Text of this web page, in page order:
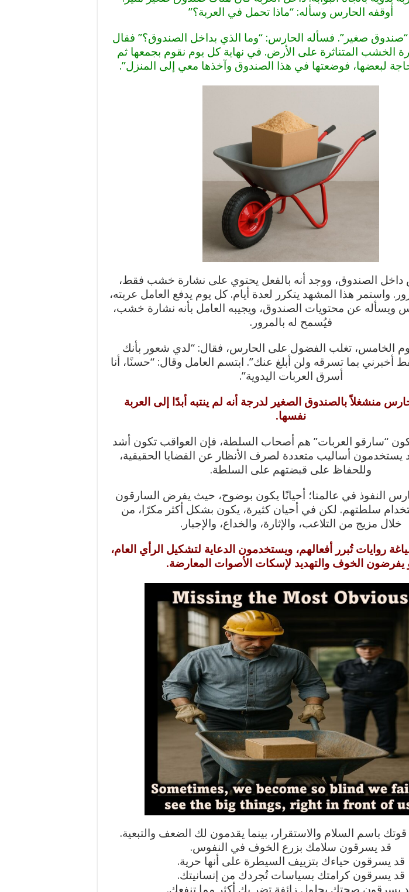
أوقفه الحارس وسأله: “ماذا تحمل في العربة؟”
“صندوق صغير”. فسأله الحارس: “وما الذي بداخل الصندوق؟” فقال
الخشب المتناثرة على الأرض. في نهاية كل يوم نقوم بجمعها ثم
لبعضها، فوضعتها في هذا الصندوق وآخذها معي إلى المنزل”.
داخل الصندوق، ووجد أنه بالفعل يحتوي على نشارة خشب فقط،
واستمر هذا المشهد يتكرر لعدة أيام. كل يوم يدفع العامل عربته،
ويسأله عن محتويات الصندوق، ويجيبه العامل بأنه نشارة خشب،
فيُسمح له بالمرور.
الخامس، تغلب الفضول على الحارس، فقال: “لدي شعور بأنك
أخبرني بما تسرقه ولن أبلغ عنك”. ابتسم العامل وقال: “حسنًا، أنا
أسرق العربات اليدوية”.
منشغلاً بالصندوق الصغير لدرجة أنه لم ينتبه أبدًا إلى العربة
نفسها.
“سارقو العربات” هم أصحاب السلطة، فإن العواقب تكون أشد
يستخدمون أساليب متعددة لصرف الأنظار عن القضايا الحقيقية،
وللحفاظ على قبضتهم على السلطة.
النفوذ في عالمنا؛ أحيانًا يكون بوضوح، حيث يفرض السارقون
سلطتهم. لكن في أحيان كثيرة، يكون بشكل أكثر مكرًا، من
خلال مزيج من التلاعب، والإثارة، والخداع، والإجبار.
روايات تُبرر أفعالهم، ويستخدمون الدعاية لتشكيل الرأي العام،
يفرضون الخوف والتهديد لإسكات الأصوات المعارضة.
باسم السلام والاستقرار، بينما يقدمون لك الضعف والتبعية.
قد يسرقون سلامك بزرع الخوف في النفوس.
قد يسرقون حياءك بتزييف السيطرة على أنها حرية.
قد يسرقون كرامتك بسياسات تُجردك من إنسانيتك.
يسرقون صحتك بحلول زائفة تضر بك أكثر مما تنفعك.